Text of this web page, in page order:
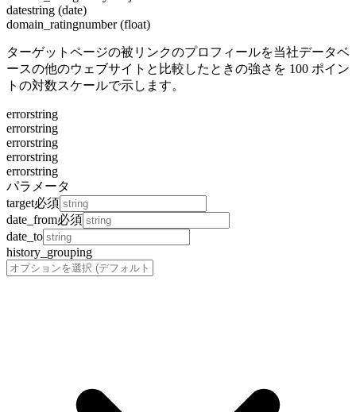
datestring (date)
domain_ratingnumber (float)
ターゲットページの被リンクのプロフィールを当社データベ
ースの他のウェブサイトと比較したときの強さを 100 ポイン
トの対数スケールで示します。
errorstring
errorstring
errorstring
errorstring
errorstring
パラメータ
target必須
date_from必須
date_to
history_grouping